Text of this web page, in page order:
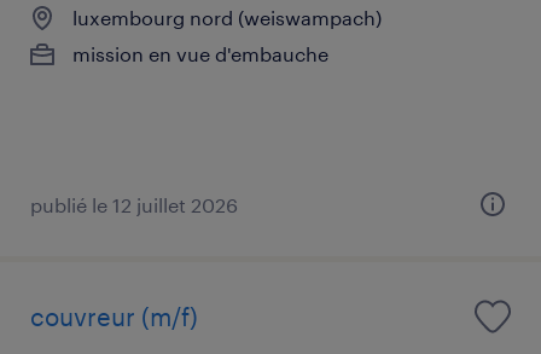
luxembourg nord (weiswampach)
mission en vue d'embauche
publié le 12 juillet 2026
couvreur (m/f)